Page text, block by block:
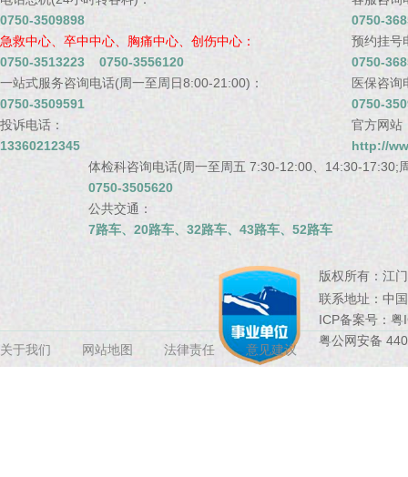
0750-3509898
急救中心、卒中中心、胸痛中心、创伤中心：
0750-3513223 0750-3556120
一站式服务咨询电话(周一至周日8:00-21:00)：
0750-3509591
投诉电话：
13360212345
0750-
预约挂号
0750-
医保咨
0750-
官方网站
http://
体检科咨询电话(周一至周五 7:30-12:00、14:30-17:30;
0750-3505620
公共交通：
7路车、20路车、32路车、43路车、52路车
版权所有： 江
联系地址： 中
ICP备案号： 粤
粤公网安备
关于我们 网站地图 法律责任 意见建议